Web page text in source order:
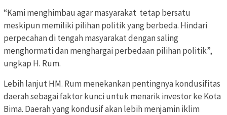
“Kami menghimbau agar masyarakat tetap bersatu
meskipun memiliki pilihan politik yang berbeda. Hindari
perpecahan di tengah masyarakat dengan saling
menghormati dan menghargai perbedaan pilihan politik”,
ungkap H. Rum.
Lebih lanjut HM. Rum menekankan pentingnya kondusifitas
daerah sebagai faktor kunci untuk menarik investor ke Kota
Bima. Daerah yang kondusif akan lebih menjamin iklim